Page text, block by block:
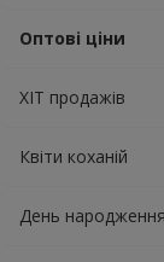
Оптові ціни
ХІТ продажів
Квіти коханій
День народження